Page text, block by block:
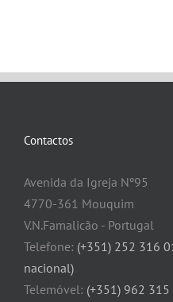
Contactos
Avenida da Igreja Nº95
4770-361 Mouquim
V.N.Famalicão - Portugal
Telefone: (+351) 252 316
nacional)
Telemóvel: (+351) 962